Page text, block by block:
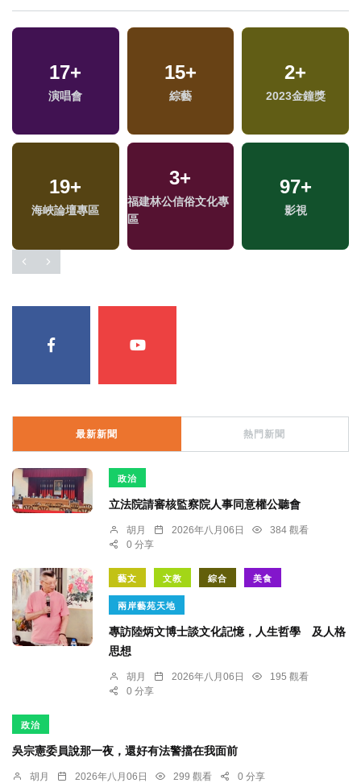
17+
演唱會
15+
綜藝
2+
2023金鐘獎
19+
海峽論壇專區
3+
福建林公信俗文化專
區
97+
影視
最新新聞 熱門新聞
政治
立法院請審核監察院人事同意權公聽會
胡月 2026年八月06日
384 觀看
0 分享
藝文 文教 綜合 美食
兩岸藝苑天地
專訪陸炳文博士談文化記憶，人生哲學 及人格
思想
胡月 2026年八月06日
195 觀看
0 分享
政治
吳宗憲委員說那一夜，還好有法警擋在我面前
胡月 2026年八月06日 299 觀看 0 分享